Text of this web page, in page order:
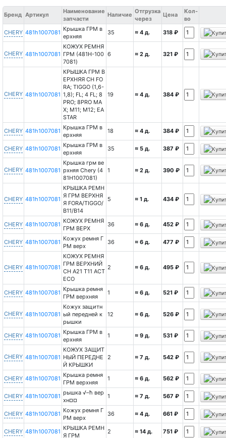
Бренд Артикул
Наименование
запчасти
Наличие Отгрузка
через
Цена
Кол-
во
CHERY 481h1007081 Крышка ГРМ в
ерхняя
35 ≈ 4 д. 318 ₽
CHERY 481h1007081
КОЖУХ РЕМНЯ
ГРМ (481H-100
7081)
6 ≈ 2 д. 321 ₽
CHERY 481h1007081
КРЫШКА ГРМ В
ЕРХНЯЯ CH FO
RA; TIGGO (1,6-
1,8); FL; 4 FL; 8
PRO; 8PRO MA
X; M11; M12; EA
STAR
19 ≈ 4 д. 384 ₽
CHERY 481h1007081 Крышка ГРМ в
ерхняя
18 ≈ 4 д. 384 ₽
CHERY 481h1007081 Крышка ГРМ в
ерхняя
35 ≈ 5 д. 387 ₽
CHERY 481h1007081
Крышка грм ве
рхняя Chery (4
81H1007081)
1 ≈ 2 д. 390 ₽
CHERY 481h1007081
КРЫШКА РЕМН
Я ГРМ ВЕРХНЯ
Я FORA/TIGGO/
B11/B14
5 ≈ 1 д. 434 ₽
CHERY 481h1007081 КОЖУХ РЕМНЯ
ГРМ ВЕРХ
36 ≈ 6 д. 452 ₽
CHERY 481h1007081 Кожух ремня Г
РМ верх
36 ≈ 6 д. 477 ₽
CHERY 481h1007081
КОЖУХ РЕМНЯ
ГРМ ВЕРХНИЙ
CH A21 T11 ACT
ECO
2 ≈ 6 д. 495 ₽
CHERY 481h1007081 Крышка ремня
ГРМ верхняя
1 ≈ 6 д. 521 ₽
CHERY 481h1007081
Кожух защитн
ый передней к
рышки
12 ≈ 6 д. 526 ₽
CHERY 481h1007081 Крышка ГРМ в
ерхняя
1 ≈ 9 д. 531 ₽
CHERY 481h1007081
КОЖУХ ЗАЩИТ
НЫЙ ПЕРЕДНЕ
Й КРЫШКИ
2 ≈ 7 д. 542 ₽
CHERY 481h1007081 Крышка ремня
ГРМ верхняя
1 ≈ 6 д. 562 ₽
CHERY 481h1007081 рышка √–ћ вер
хн¤¤
1 ≈ 7 д. 567 ₽
CHERY 481h1007081 Кожух ремня Г
РМ верх
36 ≈ 4 д. 661 ₽
CHERY 481h1007081 КРЫШКА РЕМН
Я ГРМ
2 ≈ 14 д. 751 ₽